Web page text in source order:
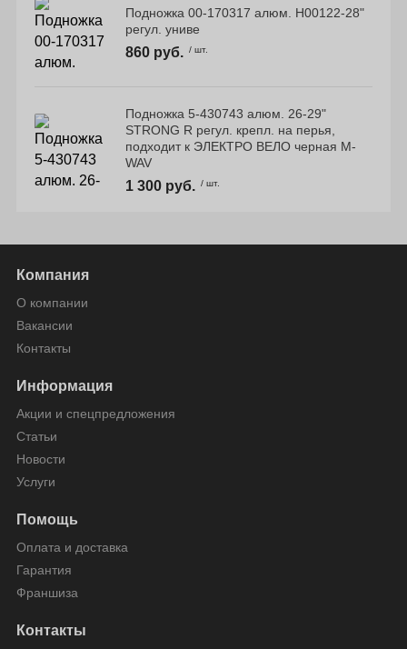
Подножка 00-170317 алюм. H00122-28"
регул. униве
860 руб. / шт.
Подножка 5-430743 алюм. 26-29"
STRONG R регул. крепл. на перья,
подходит к ЭЛЕКТРО ВЕЛО черная M-
WAV
1 300 руб. / шт.
Компания
О компании
Вакансии
Контакты
Информация
Акции и спецпредложения
Статьи
Новости
Услуги
Помощь
Оплата и доставка
Гарантия
Франшиза
Контакты